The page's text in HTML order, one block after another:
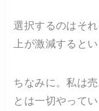
選択するのはそ
上が激減すると
ちなみに。私は
とは一切やって